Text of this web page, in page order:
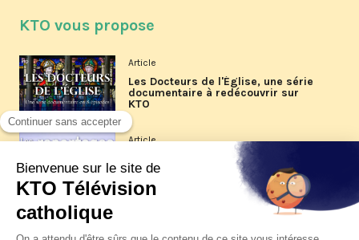
KTO vous propose
Article
Les Docteurs de l'Église, une série
documentaire à redécouvrir sur
KTO
Article
Les reportages d'été 2026 de KTO
La visite pastorale du pape Léon